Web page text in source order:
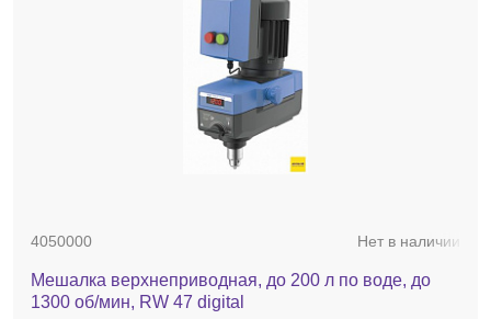
4050000 Нет в наличии
Мешалка верхнеприводная, до 200 л по воде, до
1300 об/мин, RW 47 digital